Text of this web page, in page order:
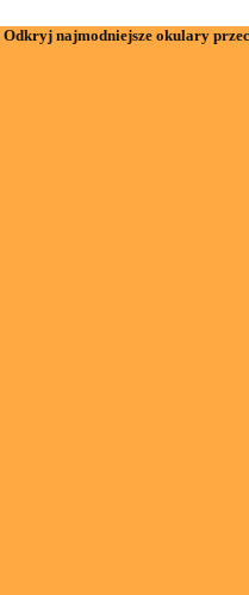
Odkryj najmodniejsze okulary